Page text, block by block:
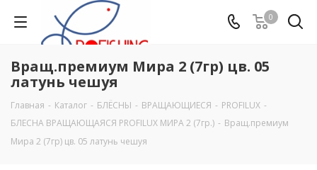
0
Вращ.премиум Мира 2 (7гр) цв. 05
латунь чешуя
Главная - Каталог - БЛЁСНЫ - ВРАЩАЮЩИЕСЯ - PROFILUX -
БЛЕСНА ВРАЩАЮЩАЯСЯ PROFILUX МИРА 2 (7гр.) - Вращ.премиум
Мира 2 (7гр) цв. 05 латунь чешуя